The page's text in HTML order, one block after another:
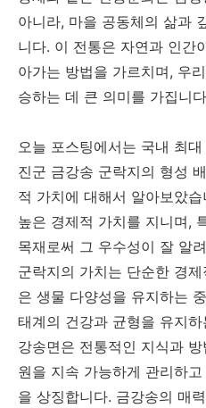
아니라, 마을 공동체의 삶과
니다. 이 전통은 자연과 인간
아가는 방법을 가르치며, 우
승하는 데 큰 의미를 가집니
오늘 포스팅에서는 국내 최
진군 금강송 군락지의 형성
적 가치에 대해서 알아보았
높은 경제적 가치를 지니며,
목재로써 그 우수성이 잘 알
군락지의 가치는 단순한 경
은 생물 다양성을 유지하는
태계의 건강과 균형을 유지
강송면은 전통적인 지식과
원을 지속 가능하게 관리하
을 상징합니다. 금강송의 매